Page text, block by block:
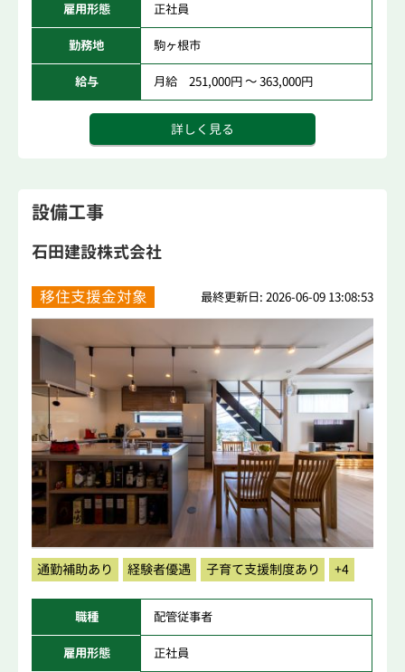
雇用形態 正社員
勤務地 駒ヶ根市
給与 月給 251,000円 ～ 363,000円
詳しく見る
設備工事
石田建設株式会社
移住支援金対象 最終更新日: 2026-06-09 13:08:53
通勤補助あり 経験者優遇 子育て支援制度あり +4
職種 配管従事者
雇用形態 正社員